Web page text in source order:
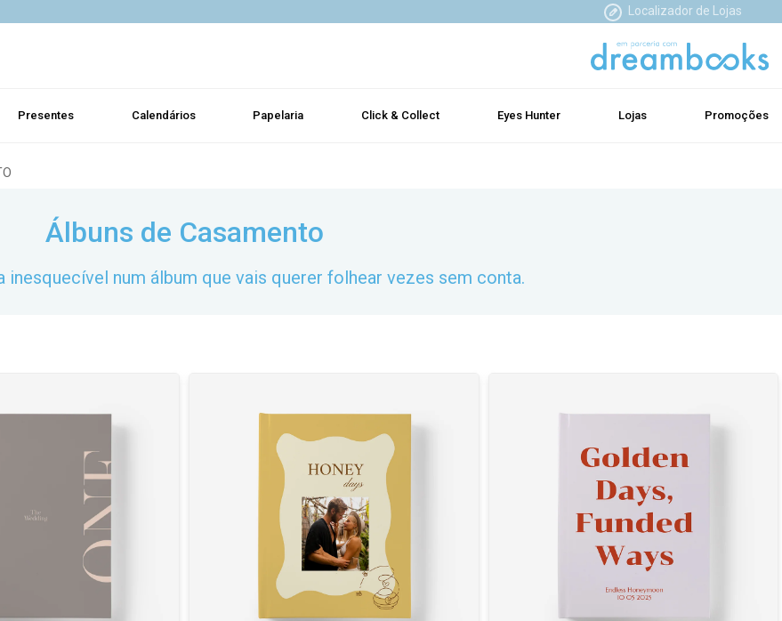
Localizador de Lojas
Presentes Calendários Papelaria Click & Collect Eyes Hunter Lojas Promoções
Álbuns de Casamento
inesquecível num álbum que vais querer folhear vezes sem conta.